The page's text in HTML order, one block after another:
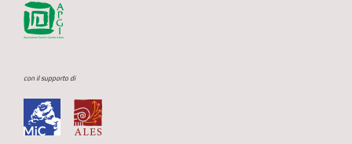
con il supporto di